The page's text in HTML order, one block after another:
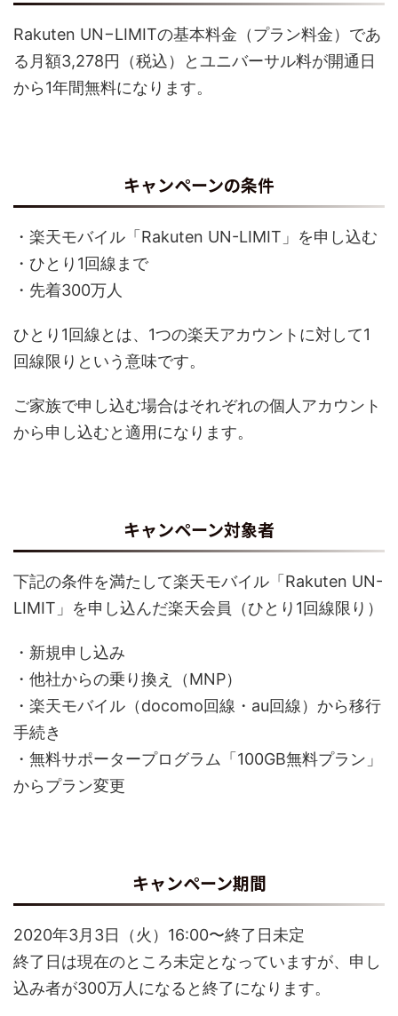
Rakuten UN−LIMITの基本料金（プラン料金）であ
る月額3,278円（税込）とユニバーサル料が開通日
から1年間無料になります。
キャンペーンの条件
・楽天モバイル「Rakuten UN-LIMIT」を申し込む
・ひとり1回線まで
・先着300万人
ひとり1回線とは、1つの楽天アカウントに対して1
回線限りという意味です。
ご家族で申し込む場合はそれぞれの個人アカウント
から申し込むと適用になります。
キャンペーン対象者
下記の条件を満たして楽天モバイル「Rakuten UN-
LIMIT」を申し込んだ楽天会員（ひとり1回線限り）
・新規申し込み
・他社からの乗り換え（MNP）
・楽天モバイル（docomo回線・au回線）から移行
手続き
・無料サポータープログラム「100GB無料プラン」
からプラン変更
キャンペーン期間
2020年3月3日（火）16:00〜終了日未定
終了日は現在のところ未定となっていますが、申し
込み者が300万人になると終了になります。